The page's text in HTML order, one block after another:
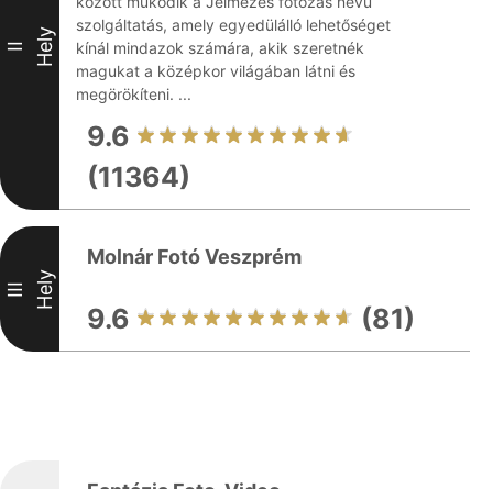
II Hely
szolgáltatás, amely egyedülálló lehetőséget
kínál mindazok számára, akik szeretnék
magukat a középkor világában látni és
megörökíteni. ...
9.6
(11364)
III Hely
Molnár Fotó Veszprém
9.6 (81)